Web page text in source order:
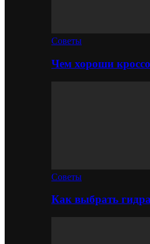
Советы
Чем хороши
Советы
Как выбрать